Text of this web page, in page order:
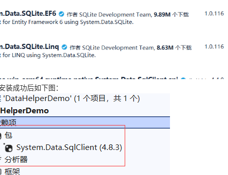
装成功后如下图：